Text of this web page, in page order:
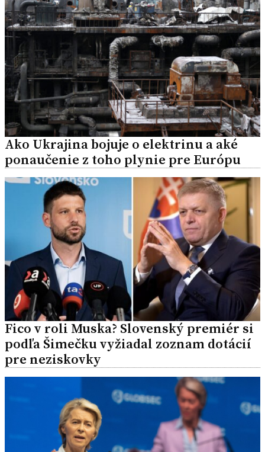
Ako Ukrajina bojuje o elektrinu a aké
ponaučenie z toho plynie pre Európu
Fico v roli Muska? Slovenský premiér si
podľa Šimečku vyžiadal zoznam dotácií
pre neziskovky